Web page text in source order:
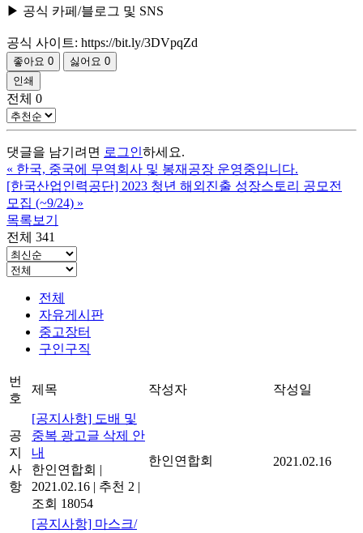
▶ 공식 카페/블로그 및 SNS
공식 사이트: https://bit.ly/3DVpqZd
좋아요 0 싫어요 0
인쇄
전체 0
댓글을 남기려면 로그인하세요.
« 한국, 중국에 무역회사 및 봉재공장 운영중입니다.
[한국산업인력공단] 2023 청년 해외진출 성장스토리 공모전
모집 (~9/24) »
목록보기
전체 341
전체
자유게시판
중고장터
구인구직
번
호
제목 작성자 작성일
공
지
사
항
[공지사항] 도배 및
중복 광고글 삭제 안
내
한인연합회 |
2021.02.16 | 추천 2 |
조회 18054
한인연합회 2021.02.16
[공지사항] 마스크/